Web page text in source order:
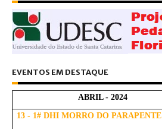
EVENTOS EM DESTAQUE
ABRIL - 2024
13 - 1# DHI MORRO DO PARAPENTE